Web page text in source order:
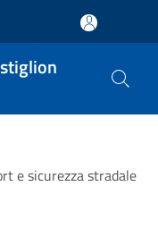
e sicurezza stradale